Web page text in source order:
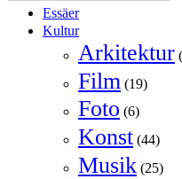
Essäer
Kultur
Arkitektur
Film (19)
Foto (6)
Konst (44)
Musik (25)